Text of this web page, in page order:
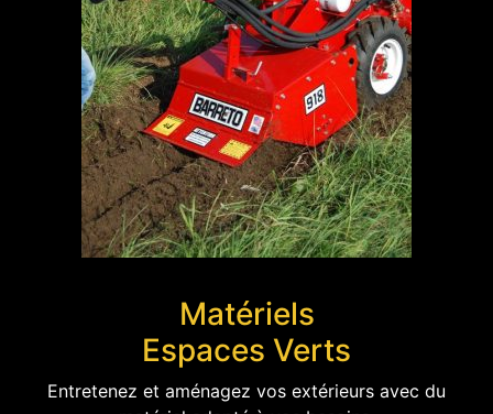
Matériels
Espaces Verts
Entretenez et aménagez vos extérieurs avec du